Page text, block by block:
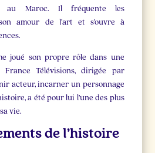
au Maroc. Il fréquente les
amour de l’art et s’ouvre à
joué son propre rôle dans une
Télévisions, dirigée par
acteur, incarner un personnage
a été pour lui l’une des plus
vie.
de l’histoire